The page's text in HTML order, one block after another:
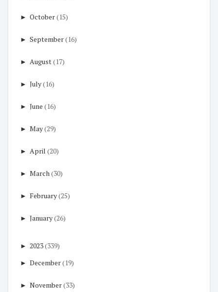
► October(15)
► September(16)
► August(17)
► July(16)
► June (16)
► May(29)
► April (20)
► March(30)
► February(25)
► January(26)
► 2023(339)
► December(19)
► November(33)